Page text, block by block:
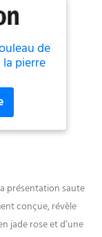
de
pierre
Jade
et
le
la peau
du
présentation saute
conçue, révèle
jade rose et d’une